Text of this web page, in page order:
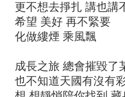
更不想去掙扎 講也講
希望 美好 再不緊要
化做縷煙 乘風飄
成長之旅 總會摧毀了
也不知道天國有沒有